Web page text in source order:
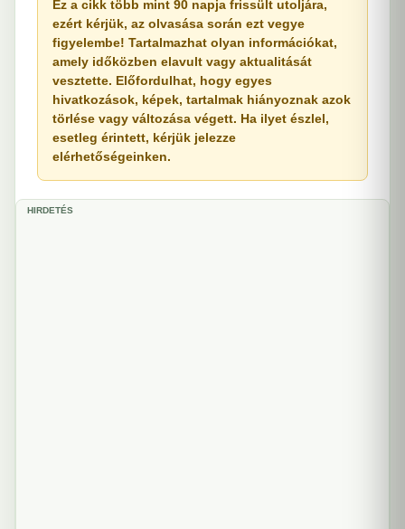
Ez a cikk több mint 90 napja frissült utoljára,
ezért kérjük, az olvasása során ezt vegye
figyelembe! Tartalmazhat olyan információkat,
amely időközben elavult vagy aktualitását
vesztette. Előfordulhat, hogy egyes
hivatkozások, képek, tartalmak hiányoznak azok
törlése vagy változása végett. Ha ilyet észlel,
esetleg érintett, kérjük jelezze
elérhetőségeinken.
HIRDETÉS